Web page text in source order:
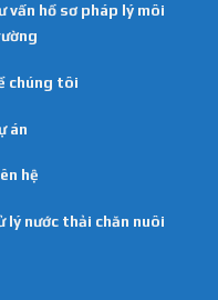
vấn hồ sơ pháp lý môi
chúng tôi
án
hệ
lý nước thải chăn nuôi